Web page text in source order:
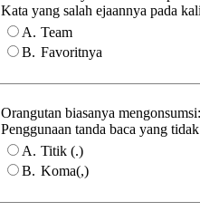
Kata yang salah ejaannya pada
A. Team
B. Favoritnya
Orangutan biasanya
Penggunaan tanda baca yang
A. Titik (.)
B. Koma(,)